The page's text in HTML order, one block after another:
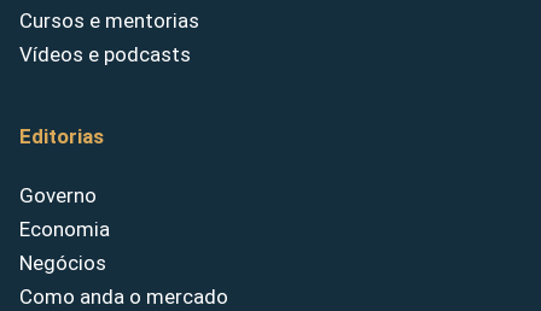
Cursos e mentorias
Vídeos e podcasts
Editorias
Governo
Economia
Negócios
Como anda o mercado